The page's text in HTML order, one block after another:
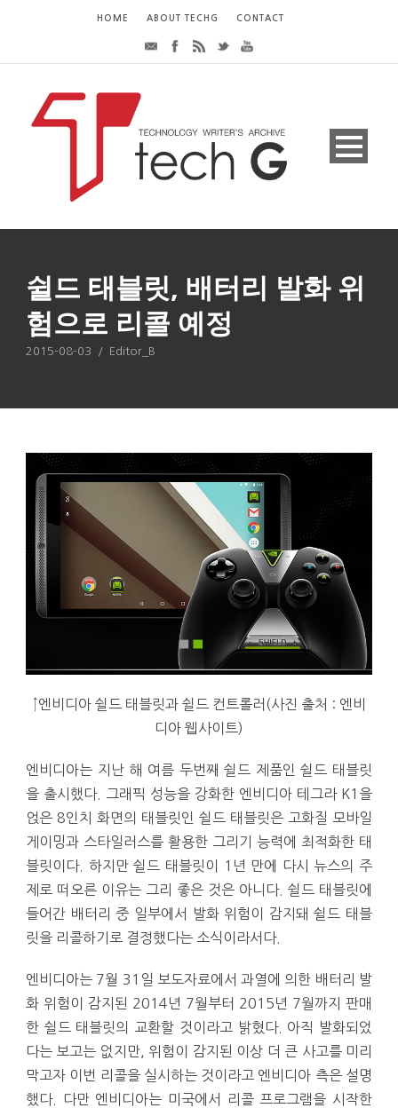
HOME ABOUT TECHG CONTACT
쉴드 태블릿, 배터리 발화 위
험으로 리콜 예정
2015-08-03 / Editor_B
↑엔비디아 쉴드 태블릿과 쉴드 컨트롤러(사진 출처 : 엔비
디아 웹사이트)
엔비디아는 지난 해 여름 두번째 쉴드 제품인 쉴드 태블릿
을 출시했다. 그래픽 성능을 강화한 엔비디아 테그라 K1을
얹은 8인치 화면의 태블릿인 쉴드 태블릿은 고화질 모바일
게이밍과 스타일러스를 활용한 그리기 능력에 최적화한 태
블릿이다. 하지만 쉴드 태블릿이 1년 만에 다시 뉴스의 주
제로 떠오른 이유는 그리 좋은 것은 아니다. 쉴드 태블릿에
들어간 배터리 중 일부에서 발화 위험이 감지돼 쉴드 태블
릿을 리콜하기로 결정했다는 소식이라서다.
엔비디아는 7월 31일 보도자료에서 과열에 의한 배터리 발
화 위험이 감지된 2014년 7월부터 2015년 7월까지 판매
한 쉴드 태블릿의 교환할 것이라고 밝혔다. 아직 발화되었
다는 보고는 없지만, 위험이 감지된 이상 더 큰 사고를 미리
막고자 이번 리콜을 실시하는 것이라고 엔비디아 측은 설명
했다. 다만 엔비디아는 미국에서 리콜 프로그램을 시작한